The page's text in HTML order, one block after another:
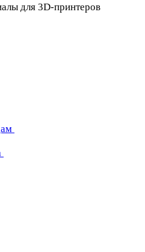
для 3D-принтеров